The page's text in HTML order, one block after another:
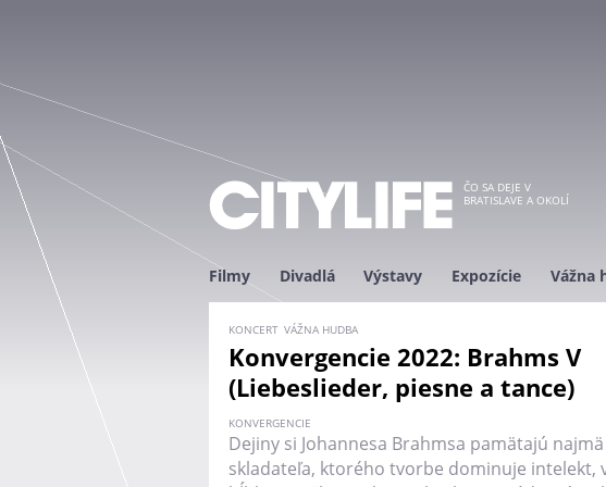
ČO SA DEJE V
BRATISLAVE A OKOLÍ
Filmy Divadlá Výstavy Expozície Vážna
KONCERT VÁŽNA HUDBA
Konvergencie 2022: Brahms V
(Liebeslieder, piesne a tance)
KONVERGENCIE
Dejiny si Johannesa Brahmsa pamätajú
skladateľa, ktorého tvorbe dominuje intelekt,